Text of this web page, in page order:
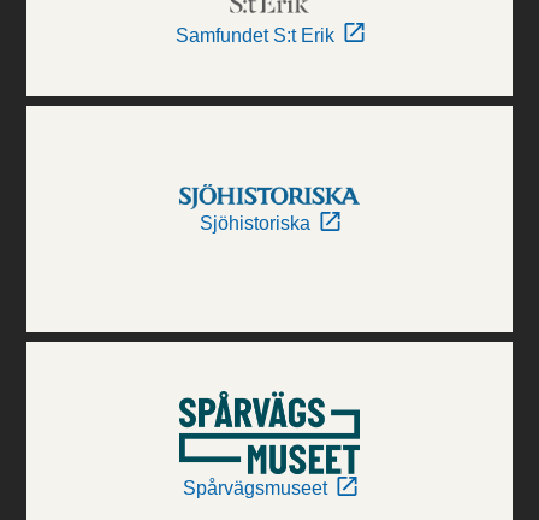
Samfundet S:t Erik
Sjöhistoriska
Spårvägsmuseet